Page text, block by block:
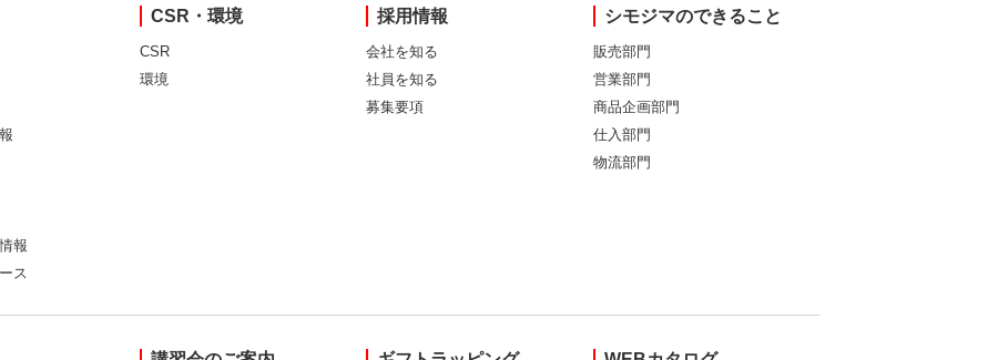
報
ス
CSR・環境
CSR
環境
採用情報
会社を知る
社員を知る
募集要項
シモジマのできること
販売部門
営業部門
商品企画部門
仕入部門
物流部門